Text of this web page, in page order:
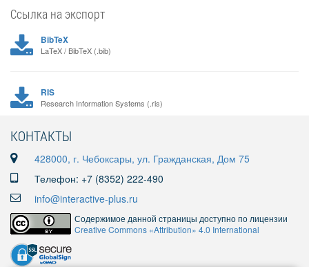
Ссылка на экспорт
BibTeX
LaTeX / BibTeX (.bib)
RIS
Research Information Systems (.ris)
КОНТАКТЫ
428000, г. Чебоксары, ул. Гражданская, Дом 75
Телефон: +7 (8352) 222-490
info@interactive-plus.ru
Содержимое данной страницы доступно по лицензии
Creative Commons «Attribution» 4.0 International